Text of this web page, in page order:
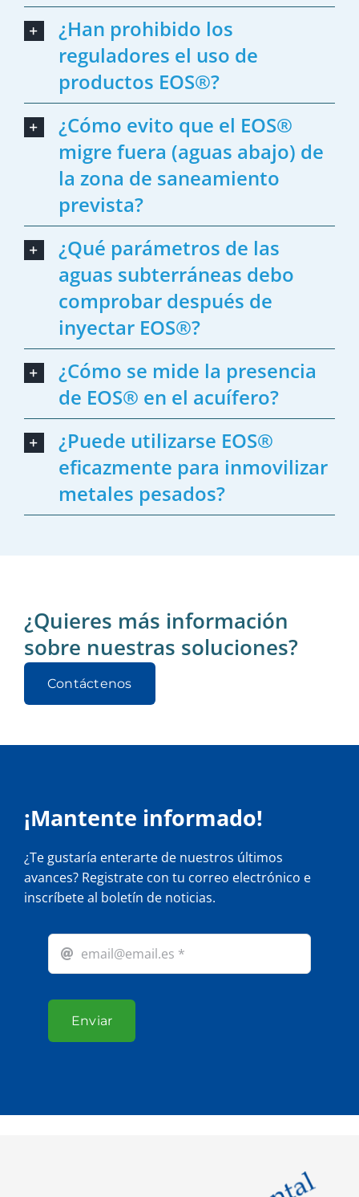
¿Han prohibido los
reguladores el uso de
productos EOS®?
¿Cómo evito que el EOS®
migre fuera (aguas abajo) de
la zona de saneamiento
prevista?
¿Qué parámetros de las
aguas subterráneas debo
comprobar después de
inyectar EOS®?
¿Cómo se mide la presencia
de EOS® en el acuífero?
¿Puede utilizarse EOS®
eficazmente para inmovilizar
metales pesados?
¿Quieres más información
sobre nuestras soluciones?
Contáctenos
¡Mantente informado!
¿Te gustaría enterarte de nuestros últimos
avances? Registrate con tu correo electrónico e
inscríbete al boletín de noticias.
Enviar